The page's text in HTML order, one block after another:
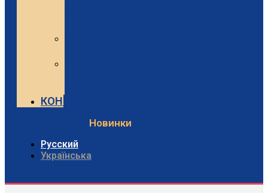
КОНТАКТЫ
Новинки
Русский
Українська